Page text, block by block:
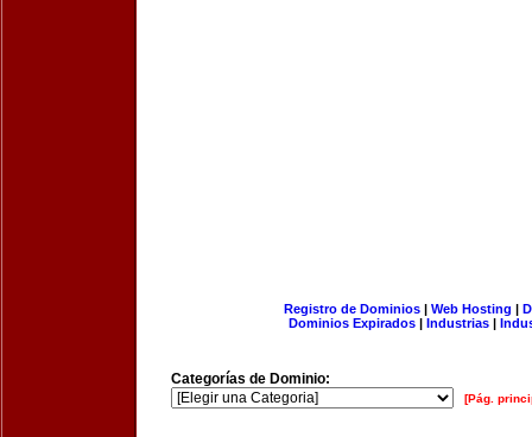
Registro de Dominios| Web Hosting |
Dominios Expirados | Industrias |
Categorías de Dominio:
[Pág.